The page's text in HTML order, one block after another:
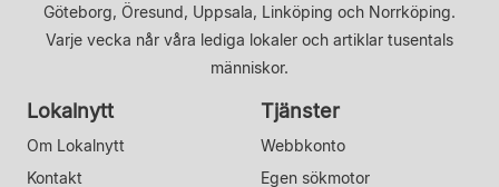
Göteborg, Öresund, Uppsala, Linköping och Norrköping.
Varje vecka når våra lediga lokaler och artiklar tusentals
människor.
Lokalnytt
Om Lokalnytt
Kontakt
Tjänster
Webbkonto
Egen sökmotor